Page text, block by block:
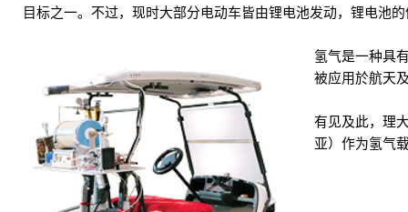
目标之一。不过，现时大部分电动车皆由锂电池发动，锂电池
氢气是一种具
被应用於航天
有见及此，理
亚）作为氢气